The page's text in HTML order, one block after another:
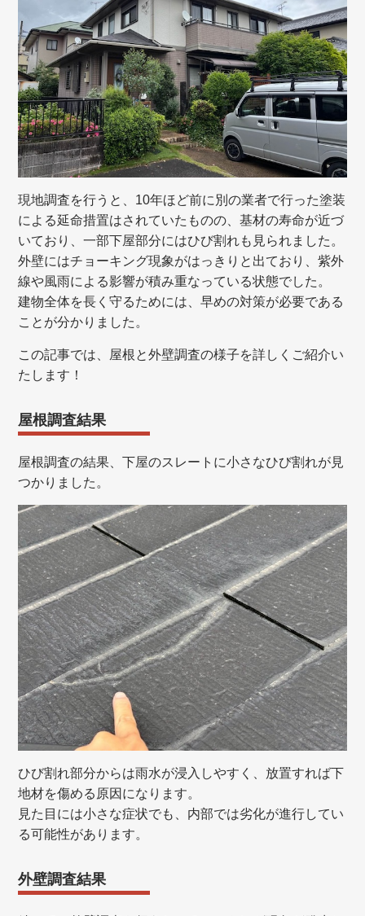
現地調査を行うと、10年ほど前に別の業者で行った塗装
による延命措置はされていたものの、基材の寿命が近づ
いており、一部下屋部分にはひび割れも見られました。
外壁にはチョーキング現象がはっきりと出ており、紫外
線や風雨による影響が積み重なっている状態でした。
建物全体を長く守るためには、早めの対策が必要である
ことが分かりました。
この記事では、屋根と外壁調査の様子を詳しくご紹介い
たします！
屋根調査結果
屋根調査の結果、下屋のスレートに小さなひび割れが見
つかりました。
ひび割れ部分からは雨水が浸入しやすく、放置すれば下
地材を傷める原因になります。
見た目には小さな症状でも、内部では劣化が進行してい
る可能性があります。
外壁調査結果